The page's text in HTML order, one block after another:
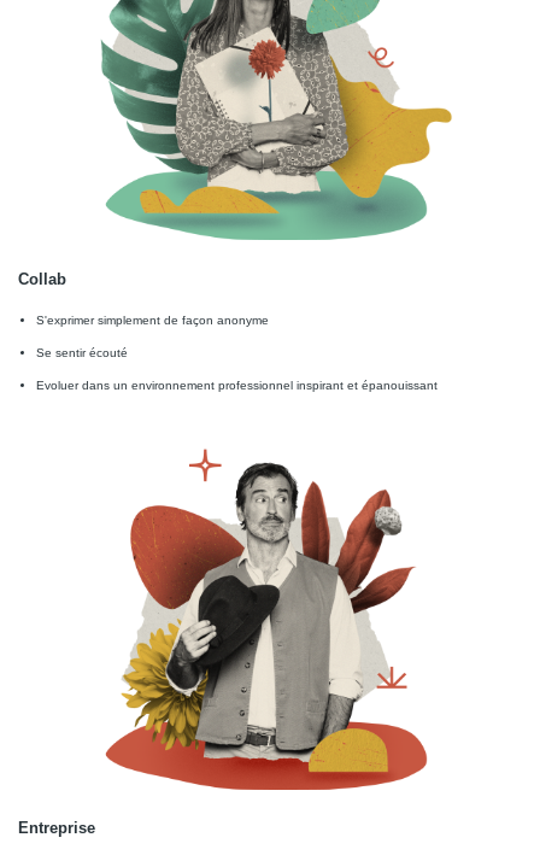
Collab
S'exprimer simplement de façon anonyme
Se sentir écouté
Evoluer dans un environnement professionnel inspirant et épanouissant
Entreprise